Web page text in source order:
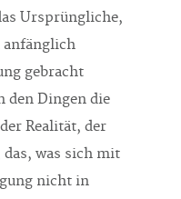
Ursprüngliche,
anfänglich
gebracht
den Dingen die
Realität, der
das, was sich mit
nicht in